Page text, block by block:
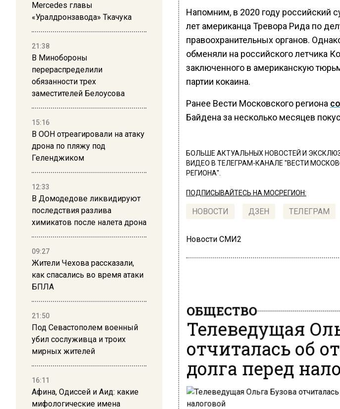
Mercedes главы
«Уралдронзавода» Ткачука
21:38
В Минобороны
перераспределили
обязанности трех
заместителей Белоусова
15:16
В ООН отреагировали на атаку
дрона по пляжу под
Геленджиком
12:33
В Домодедове ликвидируют
последствия разлива
химикатов после налета дрона
09:27
Жители Чехова рассказали,
как спасались во время атаки
БПЛА
21:50
Под Севастополем военный
убил сослуживца и троих
мирных жителей
16:11
Афина, Одиссей и Аид: какие
мифологические имена
Напомним, в 2020 году российский
лет американца Тревора Рида по
правоохранительных органов.
обменяли на российского летчика
заключенного в американскую
партии кокаина.
Ранее Вести Московского региона
Байдена за несколько месяцев
БОЛЬШЕ АКТУАЛЬНЫХ НОВОСТЕЙ И
ВИДЕО В ТЕЛЕГРАМ-КАНАЛЕ "ВЕСТИ
РЕГИОНА".
ПОДПИСЫВАЙТЕСЬ НА МОСРЕГИОН:
НОВОСТИ ДЗЕН ТЕЛЕГРАМ
Новости СМИ2
ОБЩЕСТВО
Телеведущая
отчиталась об
долга перед